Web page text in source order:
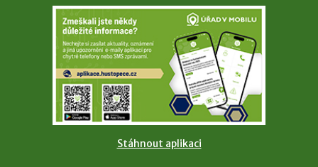
Stáhnout aplikaci